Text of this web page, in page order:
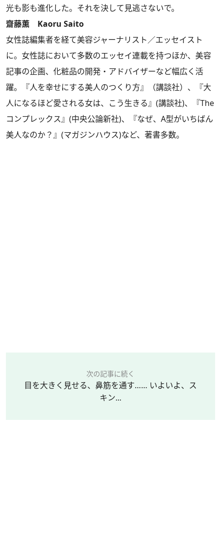
光も影も進化した。それを決して見逃さないで。
齋藤薫 Kaoru Saito
女性誌編集者を経て美容ジャーナリスト／エッセイスト
に。女性誌において多数のエッセイ連載を持つほか、美容
記事の企画、化粧品の開発・アドバイザーなど幅広く活
躍。『人を幸せにする美人のつくり方』（講談社）、『大
人になるほど愛される女は、こう生きる』(講談社)、『The
コンプレックス』(中央公論新社)、『なぜ、A型がいちばん
美人なのか？』(マガジンハウス)など、著書多数。
次の記事に続く
目を大きく見せる、鼻筋を通す…… いよいよ、ス
キン...